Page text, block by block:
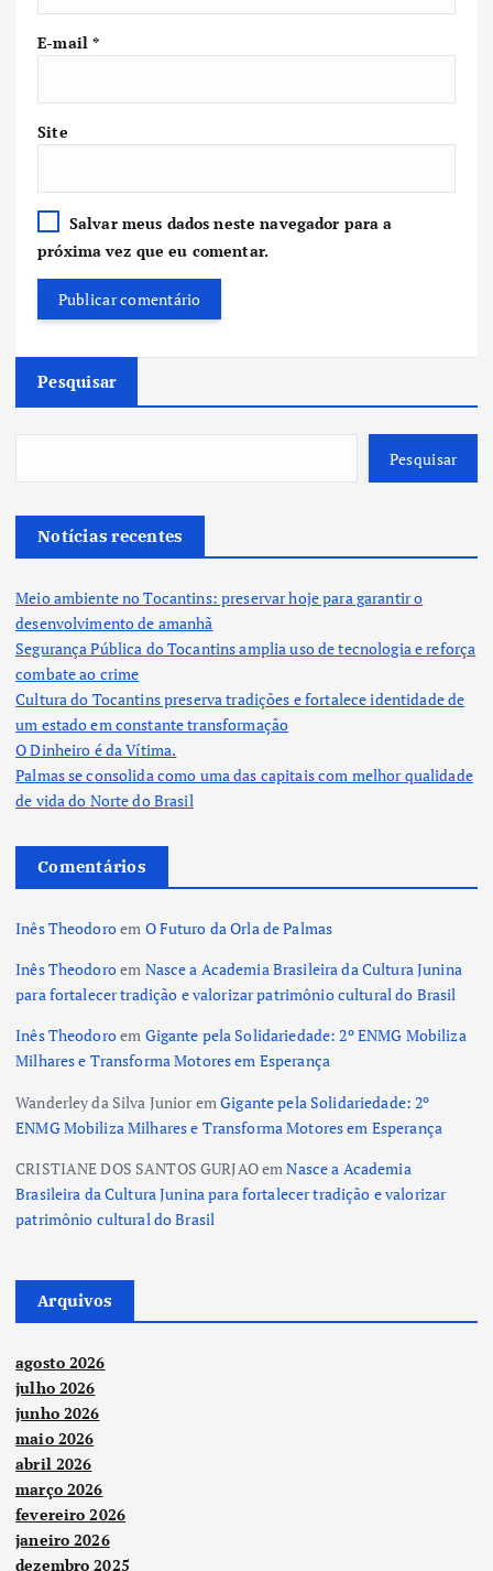
E-mail*
Site
Salvar meus dados neste navegador para a
próxima vez que eu comentar.
Pesquisar
Pesquisar
Notícias recentes
Meio ambiente no Tocantins: preservar hoje para garantir o
desenvolvimento de amanhã
Segurança Pública do Tocantins amplia uso de tecnologia e reforça
combate ao crime
Cultura do Tocantins preserva tradições e fortalece identidade de
um estado em constante transformação
O Dinheiro é da Vítima.
Palmas se consolida como uma das capitais com melhor qualidade
de vida do Norte do Brasil
Comentários
Inês Theodoroem O Futuro da Orla de Palmas
Inês Theodoroem Nasce a Academia Brasileira da Cultura Junina
para fortalecer tradição e valorizar patrimônio cultural do Brasil
Inês Theodoroem Gigante pela Solidariedade: 2º ENMG Mobiliza
Milhares e Transforma Motores em Esperança
Wanderley da Silva JunioremGigante pela Solidariedade: 2º
ENMG Mobiliza Milhares e Transforma Motores em Esperança
CRISTIANE DOS SANTOS GURJAOemNasce a Academia
Brasileira da Cultura Junina para fortalecer tradição e valorizar
patrimônio cultural do Brasil
Arquivos
agosto 2026
julho 2026
junho 2026
maio 2026
abril 2026
março 2026
fevereiro 2026
janeiro 2026
dezembro 2025